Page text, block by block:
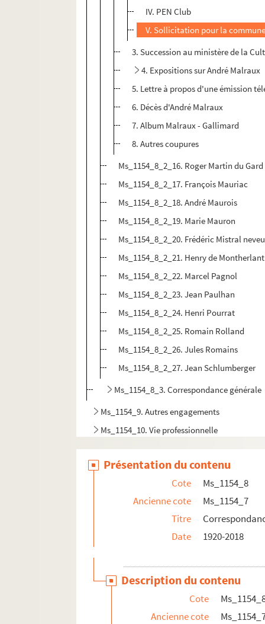
IV. PEN Club
V. Sollicitation pour la
3. Succession au ministère de la
4. Expositions sur André Malraux
5. Lettre à propos d'une émission
6. Décès d'André Malraux
7. Album Malraux - Gallimard
8. Autres coupures
Ms_1154_8_2_16. Roger Martin du Gard
Ms_1154_8_2_17. François Mauriac
Ms_1154_8_2_18. André Maurois
Ms_1154_8_2_19. Marie Mauron
Ms_1154_8_2_20. Frédéric Mistral neveu
Ms_1154_8_2_21. Henry de Montherlant
Ms_1154_8_2_22. Marcel Pagnol
Ms_1154_8_2_23. Jean Paulhan
Ms_1154_8_2_24. Henri Pourrat
Ms_1154_8_2_25. Romain Rolland
Ms_1154_8_2_26. Jules Romains
Ms_1154_8_2_27. Jean Schlumberger
Ms_1154_8_3. Correspondance générale
Ms_1154_9. Autres engagements
Ms_1154_10. Vie professionnelle
Ms_1154_11. Vie mondaine
Ms_1154_12. Reconnaissance publique
Ms_1154_13. Papiers personnels
Ms_1154_14. Articles de presse sur
Ms_1154_15. Littérature grise sur Chamson
Ms_1154_16. Dossier iconographique
Ms_1154_18. Documents de Frédérique
Présentation du contenu
Cote
Ms_1154_8
Ancienne cote
Ms_1154_7
Titre
Date
1920-2018
Description du contenu
Cote
Ancienne cote